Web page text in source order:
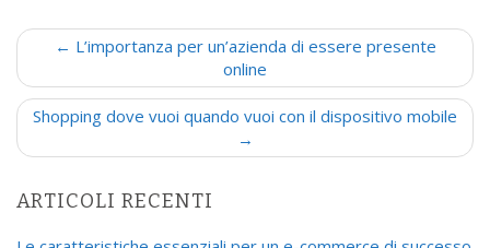
P
o
s
n
v
i
← L’importanza per un’azienda di essere presente
online
Shopping dove vuoi quando vuoi con il dispositivo mobile
→
ARTICOLI RECENTI